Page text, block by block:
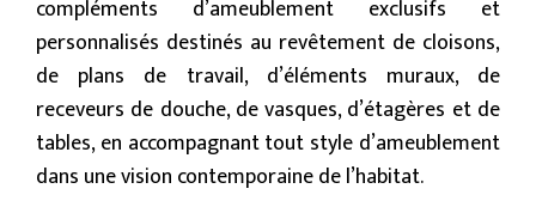
compléments d’ameublement exclusifs et
personnalisés destinés au revêtement de cloisons,
de plans de travail, d’éléments muraux, de
receveurs de douche, de vasques, d’étagères et de
tables, en accompagnant tout style d’ameublement
dans une vision contemporaine de l’habitat.